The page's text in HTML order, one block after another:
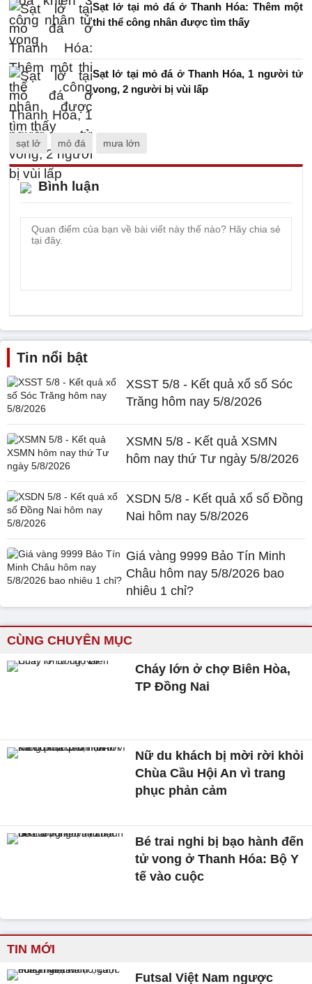
Sạt lở tại mỏ đá ở Thanh Hóa: Thêm một
thi thể công nhân được tìm thấy
Sạt lở tại mỏ đá ở Thanh Hóa, 1 người tử
vong, 2 người bị vùi lấp
sạt lở mỏ đá mưa lớn
Bình luận
Tin nổi bật
XSST 5/8 - Kết quả xổ số Sóc
Trăng hôm nay 5/8/2026
XSMN 5/8 - Kết quả XSMN
hôm nay thứ Tư ngày 5/8/2026
XSDN 5/8 - Kết quả xổ số Đồng
Nai hôm nay 5/8/2026
Giá vàng 9999 Bảo Tín Minh
Châu hôm nay 5/8/2026 bao
nhiêu 1 chỉ?
CÙNG CHUYÊN MỤC
Cháy lớn ở chợ Biên Hòa,
TP Đồng Nai
Nữ du khách bị mời rời khỏi
Chùa Cầu Hội An vì trang
phục phản cảm
Bé trai nghi bị bạo hành đến
tử vong ở Thanh Hóa: Bộ Y
tế vào cuộc
TIN MỚI
Futsal Việt Nam ngược